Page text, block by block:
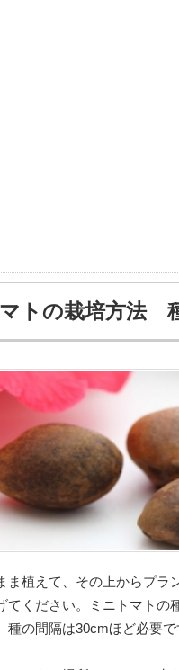
トの栽培方法
ま植えて、その上からプラ
てください。ミニトマト
種の間隔は30cmほど必要